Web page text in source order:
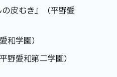
皮むき』（平野愛
和学園）
愛和第二学園）